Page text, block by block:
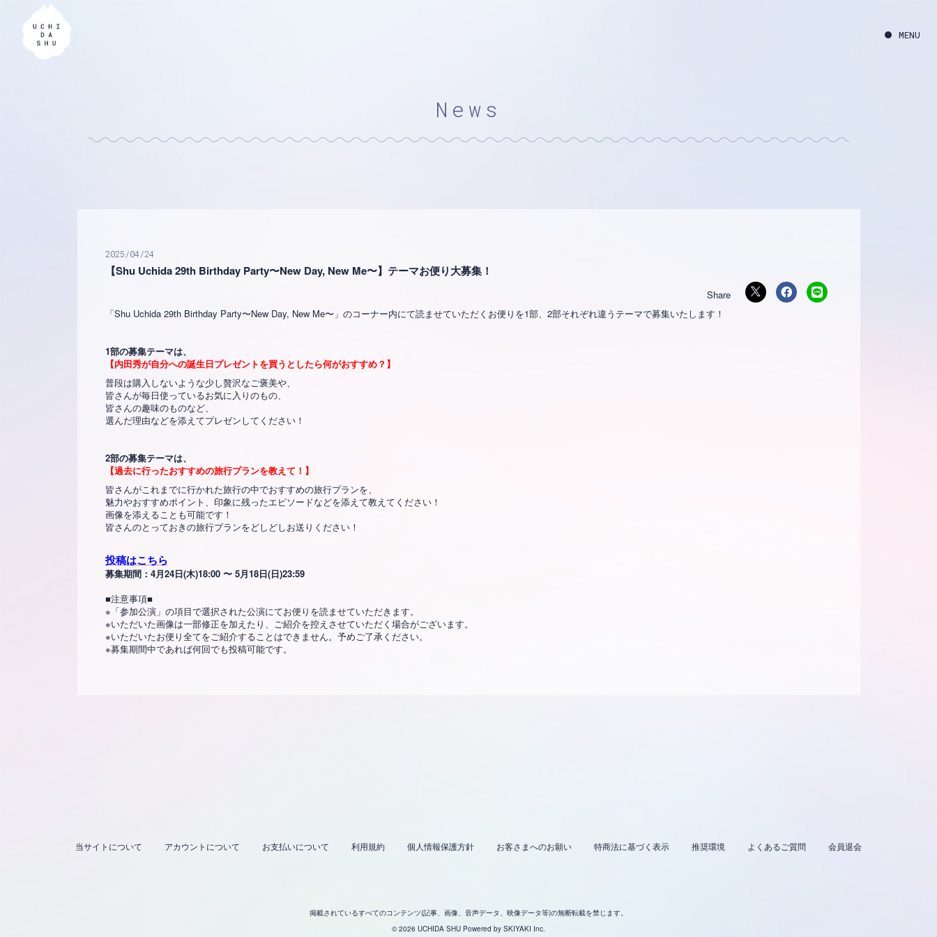
News
2025 04 24
【Shu Uchida 29th Birthday Party〜New Day, New Me〜】テーマお便り大募集！
「Shu Uchida 29th Birthday Party〜New Day, New Me〜」のコーナー内にて読ませていただくお便りを1部、2部それぞれ違うテーマで募集いたします！
1部の募集テーマは、
【内田秀が自分への誕生日プレゼントを買うとしたら何がおすすめ？】
普段は購入しないような少し贅沢なご褒美や、
皆さんが毎日使っているお気に入りのもの、
皆さんの趣味のものなど、
選んだ理由などを添えてプレゼンしてください！
2部の募集テーマは、
【過去に行ったおすすめの旅行プランを教えて！】
皆さんがこれまでに行かれた旅行の中でおすすめの旅行プランを、
魅力やおすすめポイント、印象に残ったエピソードなどを添えて教えてください！
画像を添えることも可能です！
皆さんのとっておきの旅行プランをどしどしお送りください！
投稿はこちら
募集期間：4月24日(木)18:00 〜 5月18日(日)23:59
■注意事項■
※「参加公演」の項目で選択された公演にてお便りを読ませていただきます。
※いただいた画像は一部修正を加えたり、ご紹介を控えさせていただく場合がございます。
※いただいたお便り全てをご紹介することはできません。予めご了承ください。
※募集期間中であれば何回でも投稿可能です。
当サイトについて アカウントについて お支払いについて 利用規約 個人情報保護方針 お客さまへのお願い 特商法に基づく表示 推奨環境 よくあるご質問 会員退会
掲載されているすべてのコンテンツ(記事、画像、音声データ、映像データ等)の無断転載を禁じます。
© 2026 UCHIDA SHU Powered by SKIYAKI Inc.